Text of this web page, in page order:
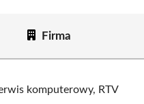
Firma
komputerowy, RTV